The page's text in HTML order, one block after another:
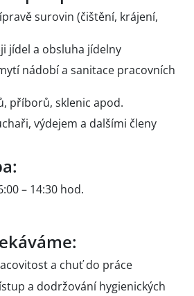
surovin (čištění, krájení,
jídel a obsluha jídelny
nádobí a sanitace pracovních
příborů, sklenic apod.
výdejem a dalšími členy
– 14:30 hod.
a chuť do práce
a dodržování hygienických